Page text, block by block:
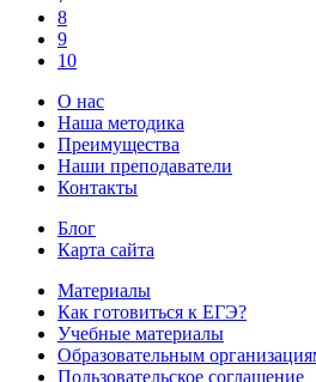
8
9
10
О нас
Наша методика
Преимущества
Наши преподаватели
Контакты
Блог
Карта сайта
Материалы
Как готовиться к ЕГЭ?
Учебные материалы
Образовательным
Пользовательское соглашение